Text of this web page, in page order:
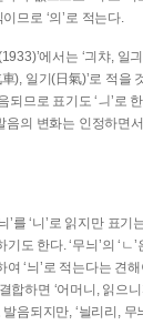
므로 ‘의’로 적는다.
에서는 ‘긔챠, 일
), 일기(日氣)’로 적을
되므로 표기도 ‘ㅢ’로
음의 변화는 인정하면
’를 ‘니’로 읽지만 표기
도 한다. ‘무늬’의 ‘ㄴ’
‘늬’로 적는다는 견
합하면 ‘어머니, 읽으
음되지만, ‘늴리리, 무